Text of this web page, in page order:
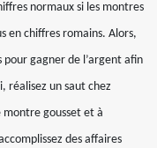
normaux si les montres
en chiffres romains. Alors,
pour gagner de l’argent afin
réalisez un saut chez
gousset et à
des affaires